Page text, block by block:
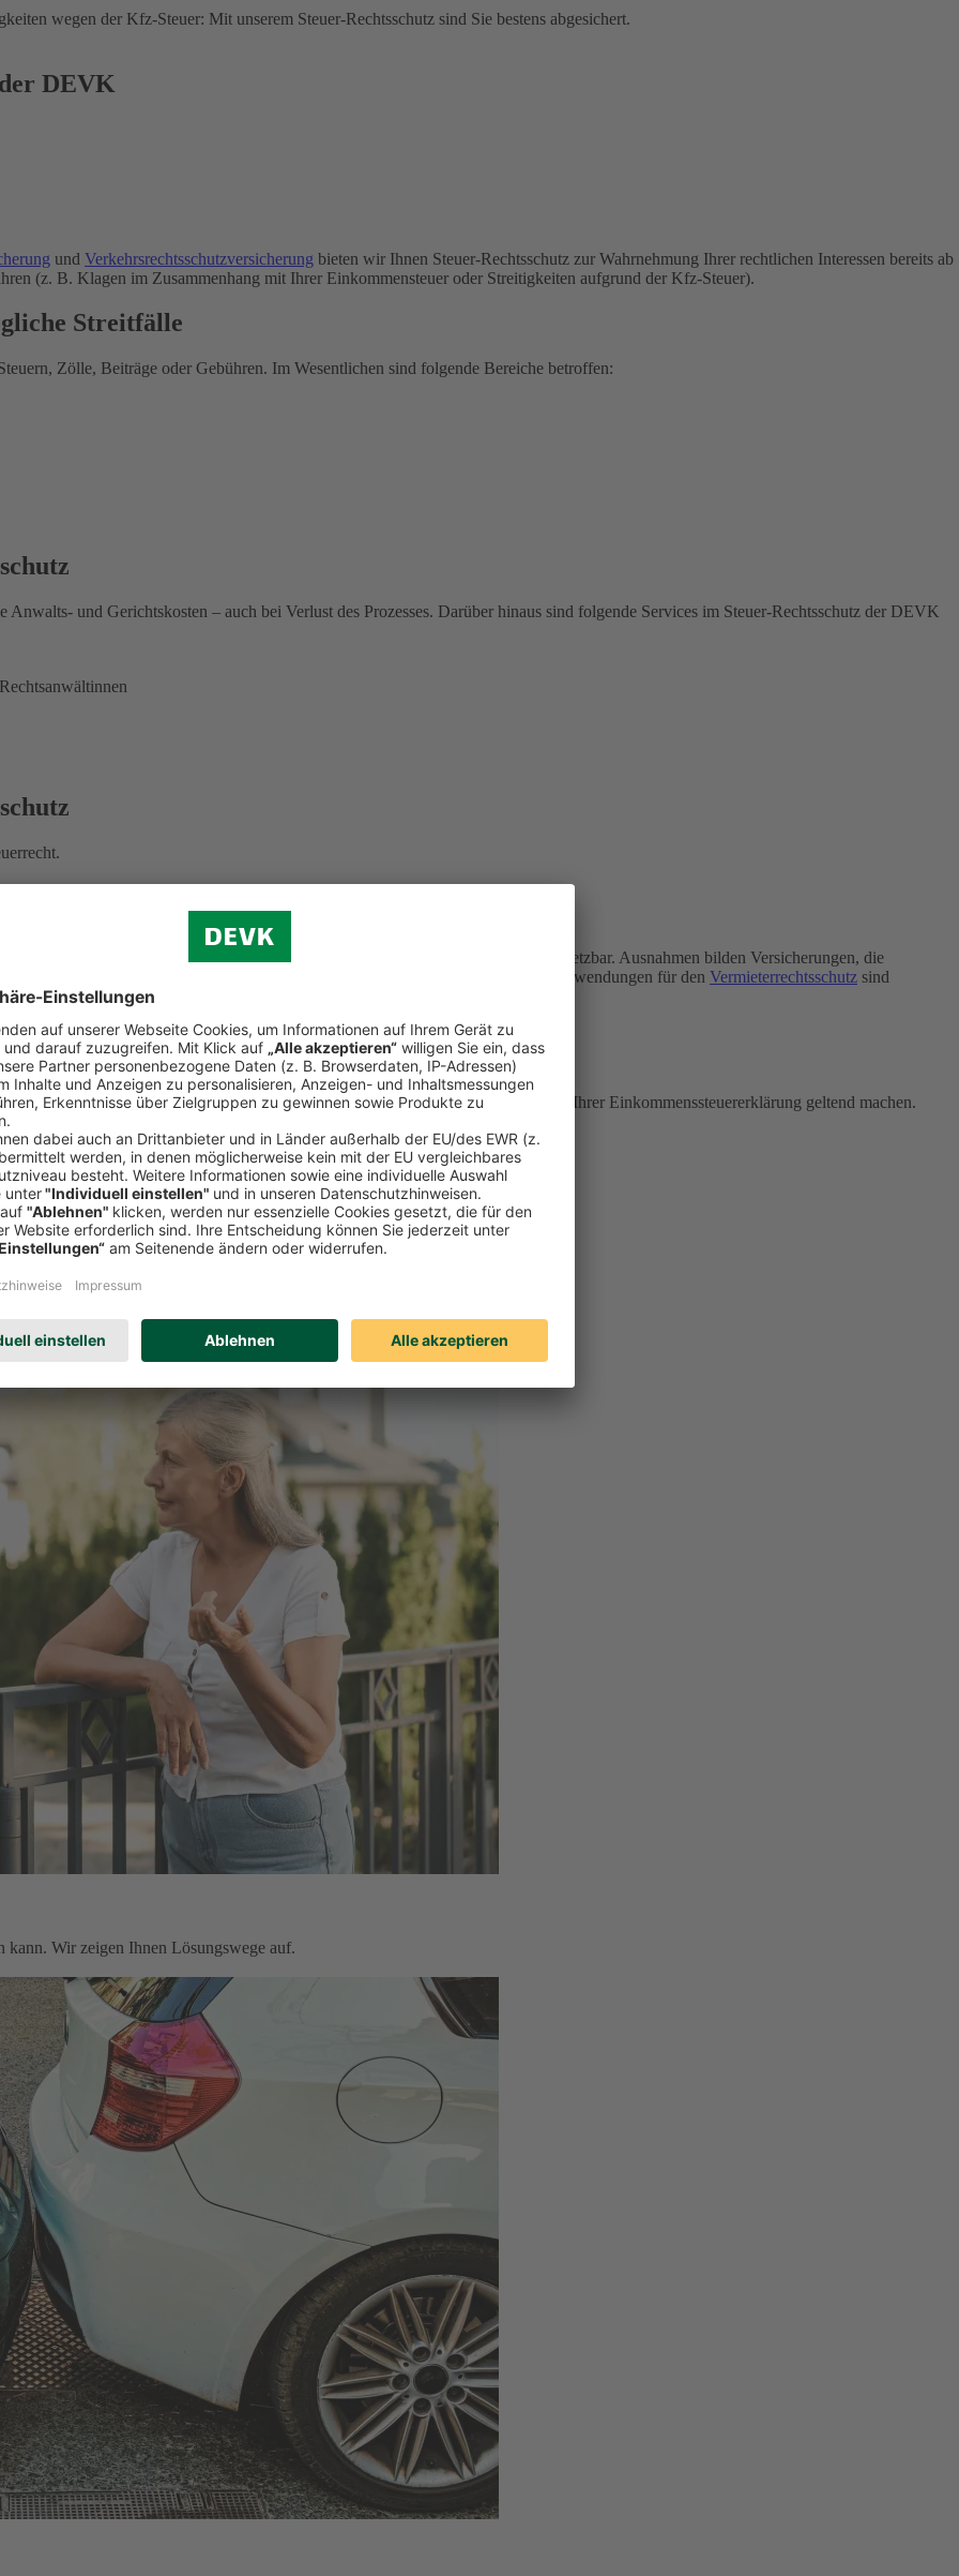
wegen der Kfz-Steuer: Mit unserem Steuer-Rechtsschutz sind Sie bestens abgesichert.
DEVK
und Verkehrsrechtsschutzversicherung bieten wir Ihnen Steuer-Rechtsschutz zur Wahrnehmung Ihrer rechtlichen Interessen bereits ab
(z. B. Klagen im Zusammenhang mit Ihrer Einkommensteuer oder Streitigkeiten aufgrund der Kfz-Steuer).
Streitfälle
Zölle, Beiträge oder Gebühren. Im Wesentlichen sind folgende Bereiche betroffen:
und Gerichtskosten – auch bei Verlust des Prozesses. Darüber hinaus sind folgende Services im Steuer-Rechtsschutz der DEVK
handelt, sind die Beiträge prinzipiell nicht als Vorsorgeaufwand von der Steuer absetzbar. Ausnahmen bilden Versicherungen, die
Auch Aufwendungen für den Vermieterrechtsschutz sind
von Einkünften aus Vermietung und Verpachtung genutzt wird.
ein?
Rechtsschutzversicherung können Sie als Werbungskosten in Anlage N Ihrer Einkommenssteuererklärung geltend machen.
1.725 KB)
KB)
(PDF, 862 KB)
kann. Wir zeigen Ihnen Lösungswege auf.